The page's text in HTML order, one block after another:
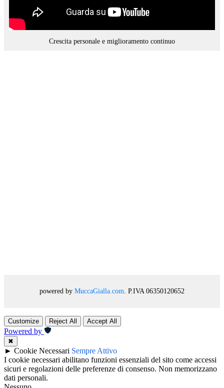
Crescita personale e miglioramento continuo
powered by MuccaGialla.com. P.IVA 06350120652
Customize Reject All Accept All
Powered by
✖
► Cookie Necessari Sempre Attivo
I cookie necessari abilitano funzioni essenziali del sito come accessi
sicuri e regolazioni delle preferenze di consenso. Non memorizzano
dati personali.